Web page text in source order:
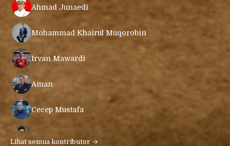
Ahmad Junaedi
Mohammad Khairul Muqorobin
Irvan Mawardi
Aman
Cecep Mustafa
Lihat semua kontributor →